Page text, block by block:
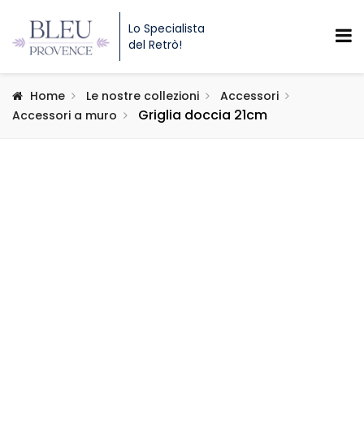
Lo Specialista
del Retrò!
Home Le nostre collezioni
Accessori
Accessori a muro
Griglia doccia 21cm